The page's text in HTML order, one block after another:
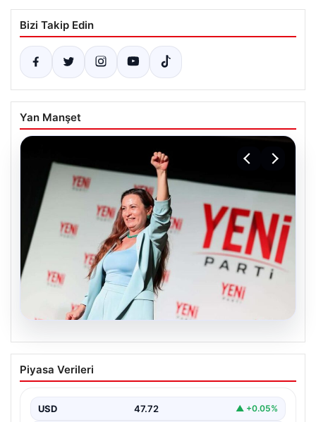
Bizi Takip Edin
Yan Manşet
Yeni Parti Manisa İl Başkanı İlksen
Özalper Rüşvet Soruşturması
Manisa’da devam eden rüşvet soruşturması önemli bir
Piyasa Verileri
USD 47.72 ▲ +0.05%